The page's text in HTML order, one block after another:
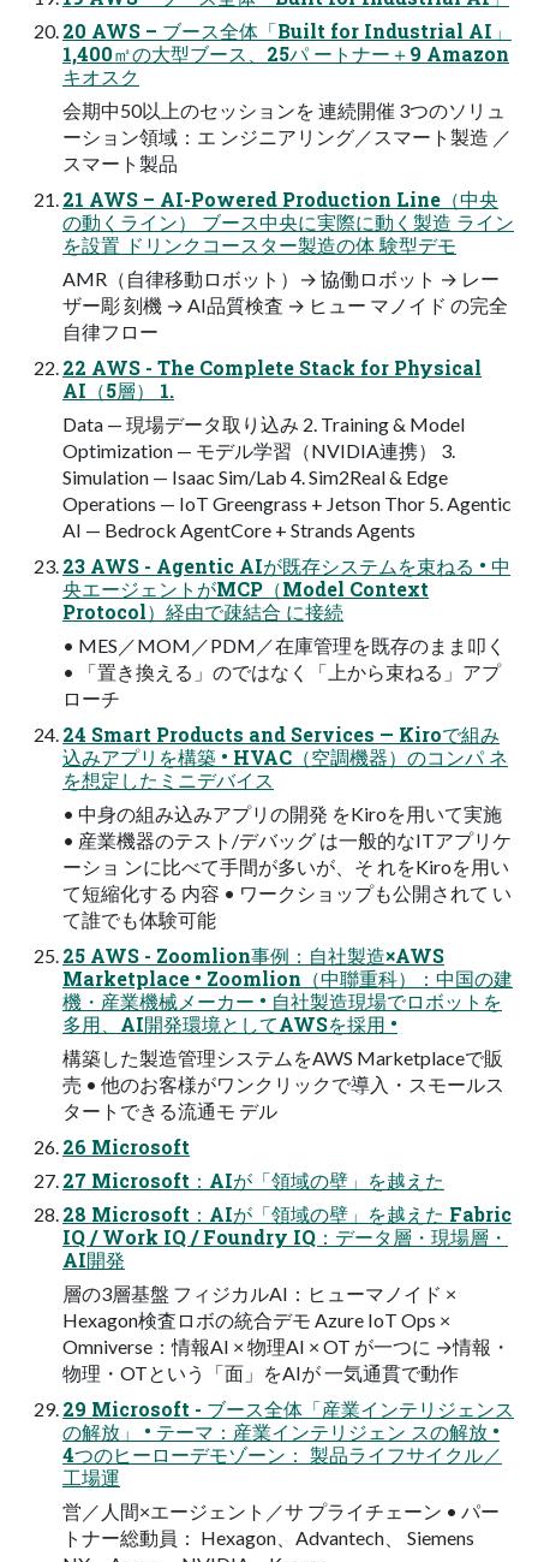
20 AWS – ブース全体「Built for Industrial AI」
1,400㎡の大型ブース、25パ ートナー＋9 Amazon
キオスク
会期中50以上のセッションを 連続開催 3つのソリュ
ーション領域：エ ンジニアリング／スマート製造 ／
スマート製品
21 AWS – AI-Powered Production Line（中央
の動くライン） ブース中央に実際に動く製造 ライン
を設置 ドリンクコースター製造の体 験型デモ
AMR（自律移動ロボット）→ 協働ロボット → レー
ザー彫 刻機 → AI品質検査 → ヒュー マノイド の完全
自律フロー
22 AWS - The Complete Stack for Physical
AI（5層） 1.
Data — 現場データ取り込み 2. Training & Model
Optimization — モデル学習（NVIDIA連携） 3.
Simulation — Isaac Sim/Lab 4. Sim2Real & Edge
Operations — IoT Greengrass + Jetson Thor 5. Agentic
AI — Bedrock AgentCore + Strands Agents
23 AWS - Agentic AIが既存システムを束ねる • 中
央エージェントがMCP（Model Context
Protocol）経由で疎結合 に接続
• MES／MOM／PDM／在庫管理を既存のまま叩く
• 「置き換える」のではなく「上から束ねる」アプ
ローチ
24 Smart Products and Services — Kiroで組み
込みアプリを構築 • HVAC（空調機器）のコンパ ネ
を想定したミニデバイス
• 中身の組み込みアプリの開発 をKiroを用いて実施
• 産業機器のテスト/デバッグ は一般的なITアプリケ
ーショ ンに比べて手間が多いが、そ れをKiroを用い
て短縮化する 内容 • ワークショップも公開されて い
て誰でも体験可能
25 AWS - Zoomlion事例：自社製造×AWS
Marketplace • Zoomlion（中聯重科）：中国の建
機・産業機械メーカー • 自社製造現場でロボットを
多用、AI開発環境としてAWSを採用 •
構築した製造管理システムをAWS Marketplaceで販
売 • 他のお客様がワンクリックで導入・スモールス
タートできる流通モ デル
26 Microsoft
27 Microsoft：AIが「領域の壁」を越えた
28 Microsoft：AIが「領域の壁」を越えた Fabric
IQ / Work IQ / Foundry IQ：データ層・現場層・
AI開発
層の3層基盤 フィジカルAI：ヒューマノイド ×
Hexagon検査ロボの統合デモ Azure IoT Ops ×
Omniverse：情報AI × 物理AI × OT が一つに →情報・
物理・OTという「面」をAIが 一気通貫で動作
29 Microsoft - ブース全体「産業インテリジェンス
の解放」 • テーマ：産業インテリジェン スの解放 •
4つのヒーローデモゾーン： 製品ライフサイクル／
工場運
営／人間×エージェント／サ プライチェーン • パー
トナー総動員： Hexagon、Advantech、 Siemens